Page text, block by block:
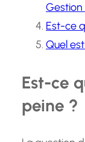
Gestion
Est-ce
Quel
Est-ce
peine ?